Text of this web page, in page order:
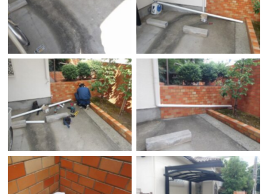
施工前 雨どい切除
雨どい組み換え 経路変更完了